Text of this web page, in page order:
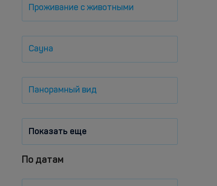
Проживание с животными
Сауна
Панорамный вид
Показать еще
По датам